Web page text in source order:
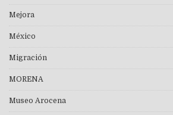
Mejora
México
Migración
MORENA
Museo Arocena